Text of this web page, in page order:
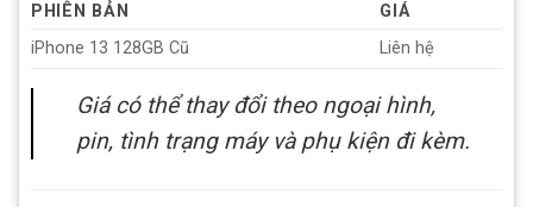
PHIÊN BẢN
GIÁ
iPhone 13 128GB Cũ
Liên hệ
Giá có thể thay đổi theo ngoại hình,
pin, tình trạng máy và phụ kiện đi kèm.